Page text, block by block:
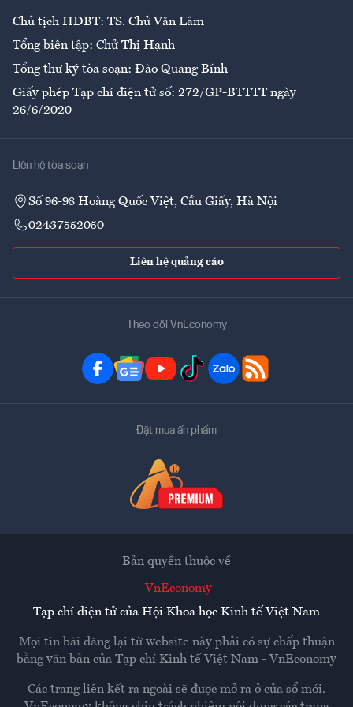
Chủ tịch HĐBT: TS. Chử Văn Lâm
Tổng biên tập: Chử Thị Hạnh
Tổng thư ký tòa soạn: Đào Quang Bính
Giấy phép Tạp chí điện tử số: 272/GP-BTTTT ngày
26/6/2020
Liên hệ tòa soạn
Số 96-98 Hoàng Quốc Việt, Cầu Giấy, Hà Nội
02437552050
Liên hệ quảng cáo
Theo dõi VnEconomy
Đặt mua ấn phẩm
Bản quyền thuộc về
VnEconomy
Tạp chí điện tử của Hội Khoa học Kinh tế Việt Nam
Mọi tin bài đăng lại từ website này phải có sự chấp thuận
bằng văn bản của Tạp chí Kinh tế Việt Nam - VnEconomy
Các trang liên kết ra ngoài sẽ được mở ra ở cửa sổ mới.